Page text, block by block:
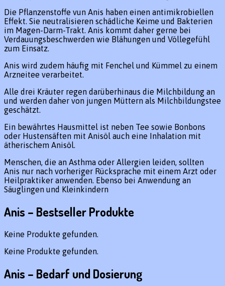
Die Pflanzenstoffe vun Anis haben einen antimikrobiellen
Effekt. Sie neutralisieren schädliche Keime und Bakterien
im Magen-Darm-Trakt. Anis kommt daher gerne bei
Verdauungsbeschwerden wie Blähungen und Völlegefühl
zum Einsatz.
Anis wird zudem häufig mit Fenchel und Kümmel zu einem
Arzneitee verarbeitet.
Alle drei Kräuter regen darüberhinaus die Milchbildung an
und werden daher von jungen Müttern als Milchbildungstee
geschätzt.
Ein bewährtes Hausmittel ist neben Tee sowie Bonbons
oder Hustensäften mit Anisöl auch eine Inhalation mit
ätherischem Anisöl.
Menschen, die an Asthma oder Allergien leiden, sollten
Anis nur nach vorheriger Rücksprache mit einem Arzt oder
Heilpraktiker anwenden. Ebenso bei Anwendung an
Säuglingen und Kleinkindern
Anis – Bestseller Produkte
Keine Produkte gefunden.
Keine Produkte gefunden.
Anis – Bedarf und Dosierung